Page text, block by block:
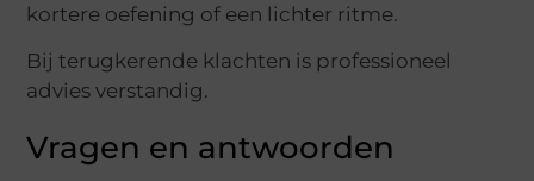
kortere oefening of een lichter ritme.
Bij terugkerende klachten is professioneel
advies verstandig.
Vragen en antwoorden